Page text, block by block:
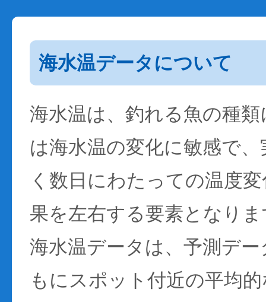
海水温データについて
海水温は、釣れる魚の種
は海水温の変化に敏感で
く数日にわたっての温度
果を左右する要素となり
海水温データは、予測デ
もにスポット付近の平均